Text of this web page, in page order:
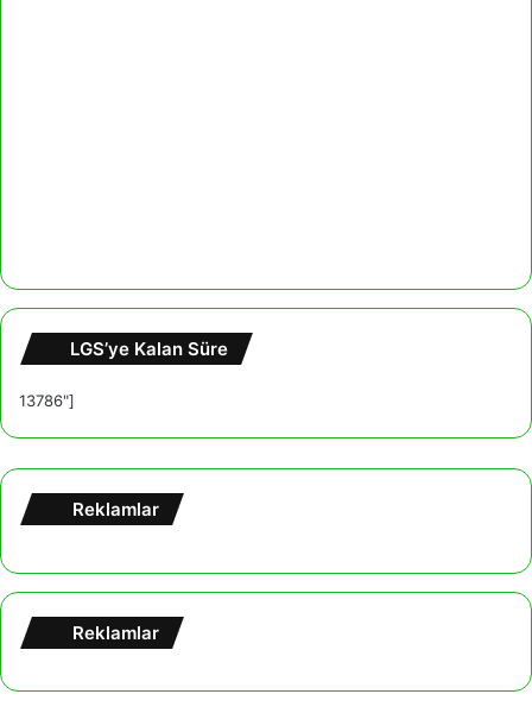
LGS’ye Kalan Süre
13786"]
Reklamlar
Reklamlar